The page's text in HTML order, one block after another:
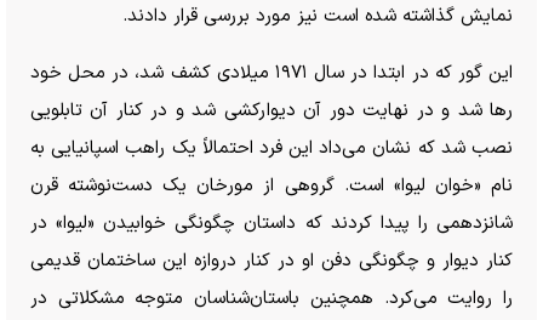
نمایش گذاشته شده است نیز مورد بررسی قرار دادند.
این گور که در ابتدا در سال ۱۹۷۱ میلادی کشف شد، در محل خود
رها شد و در نهایت دور آن دیوارکشی شد و در کنار آن تابلویی
نصب شد که نشان می‌داد این فرد احتمالاً یک راهب اسپانیایی به
نام «خوان لیوا» است. گروهی از مورخان یک دست‌نوشته قرن
شانزدهمی را پیدا کردند که داستان چگونگی خوابیدن «لیوا» در
کنار دیوار و چگونگی دفن او در کنار دروازه این ساختمان قدیمی
را روایت می‌کرد. همچنین باستان‌شناسان متوجه مشکلاتی در